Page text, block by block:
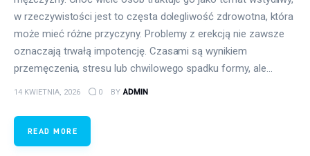
w rzeczywistości jest to częsta dolegliwość zdrowotna, która
może mieć różne przyczyny. Problemy z erekcją nie zawsze
oznaczają trwałą impotencję. Czasami są wynikiem
przemęczenia, stresu lub chwilowego spadku formy, ale…
14 KWIETNIA, 2026 0 BY ADMIN
READ MORE